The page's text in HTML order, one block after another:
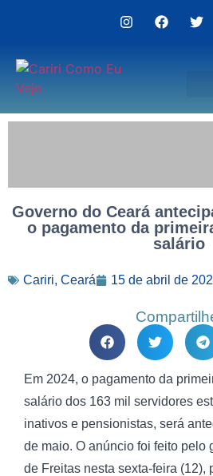
Governo do Ceará
o pagamento da
salário
Cariri, Ceará 15 de abril de
Em 2024, o pagamento da
salário dos 163 mil servidores
inativos e pensionistas, será
de maio. O anúncio foi feito pelo
de Freitas nesta sexta-feira (12),